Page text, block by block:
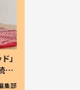
」
け
集部